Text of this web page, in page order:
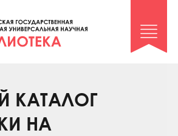
и сельдерей»
архив»
КАТАЛОГ
НА